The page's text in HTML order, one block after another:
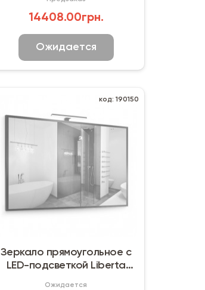
14408.00грн.
Ожидается
код: 190150
Зеркало прямоугольное с
LED-подсветкой Liberta
Ожидается